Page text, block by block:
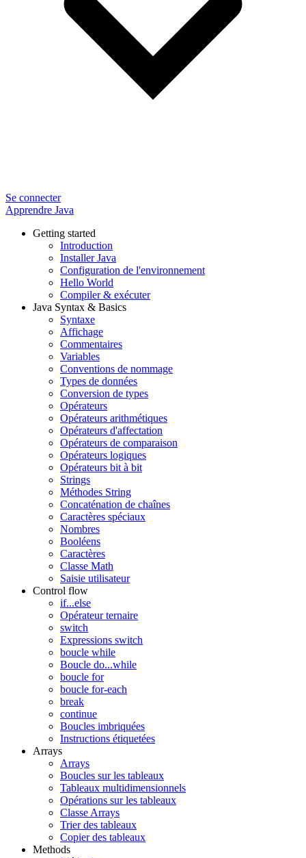
Se connecter
Apprendre Java
Getting started
Introduction
Installer Java
Configuration de l'environnement
Hello World
Compiler & exécuter
Java Syntax & Basics
Syntaxe
Affichage
Commentaires
Variables
Conventions de nommage
Types de données
Conversion de types
Opérateurs
Opérateurs arithmétiques
Opérateurs d'affectation
Opérateurs de comparaison
Opérateurs logiques
Opérateurs bit à bit
Strings
Méthodes String
Concaténation de chaînes
Caractères spéciaux
Nombres
Booléens
Caractères
Classe Math
Saisie utilisateur
Control flow
if...else
Opérateur ternaire
switch
Expressions switch
boucle while
Boucle do...while
boucle for
boucle for-each
break
continue
Boucles imbriquées
Instructions étiquetées
Arrays
Arrays
Boucles sur les tableaux
Tableaux multidimensionnels
Opérations sur les tableaux
Classe Arrays
Trier des tableaux
Copier des tableaux
Methods